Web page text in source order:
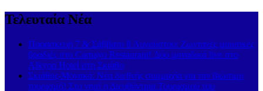
Τελευταία Νέα
Παρασκευή 7 & Σάββατο 8 Αυγούστου: Ζωντανές μουσικές
βραδιές στο Carnayo Restaurant! Δύο μοναδικά live στο
Alkyon Hotel στη Σκιάθο
Σκιάθος-Μονακό: Νέα διεθνής συμμαχία για τον βιώσιμο
τουρισμό! Στο νησί η Διευθύντρια Τουρισμού του